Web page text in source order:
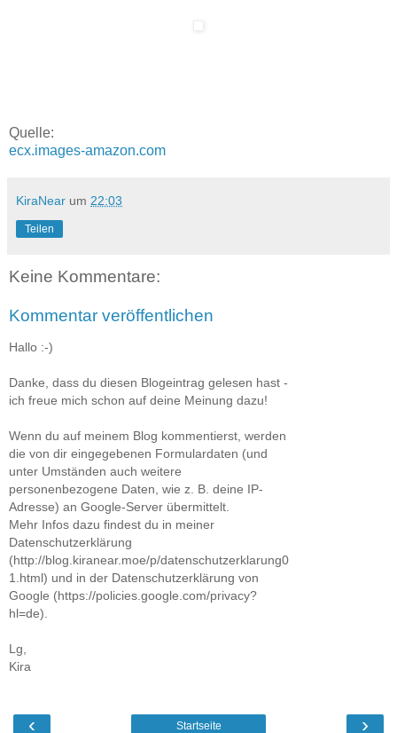
Quelle:
ecx.images-amazon.com
KiraNear um 22:03
Teilen
Keine Kommentare:
Kommentar veröffentlichen
Hallo :-)
Danke, dass du diesen Blogeintrag gelesen hast -
ich freue mich schon auf deine Meinung dazu!
Wenn du auf meinem Blog kommentierst, werden
die von dir eingegebenen Formulardaten (und
unter Umständen auch weitere
personenbezogene Daten, wie z. B. deine IP-
Adresse) an Google-Server übermittelt.
Mehr Infos dazu findest du in meiner
Datenschutzerklärung
(http://blog.kiranear.moe/p/datenschutzerklarung0
1.html) und in der Datenschutzerklärung von
Google (https://policies.google.com/privacy?
hl=de).
Lg,
Kira
‹ ›
Startseite